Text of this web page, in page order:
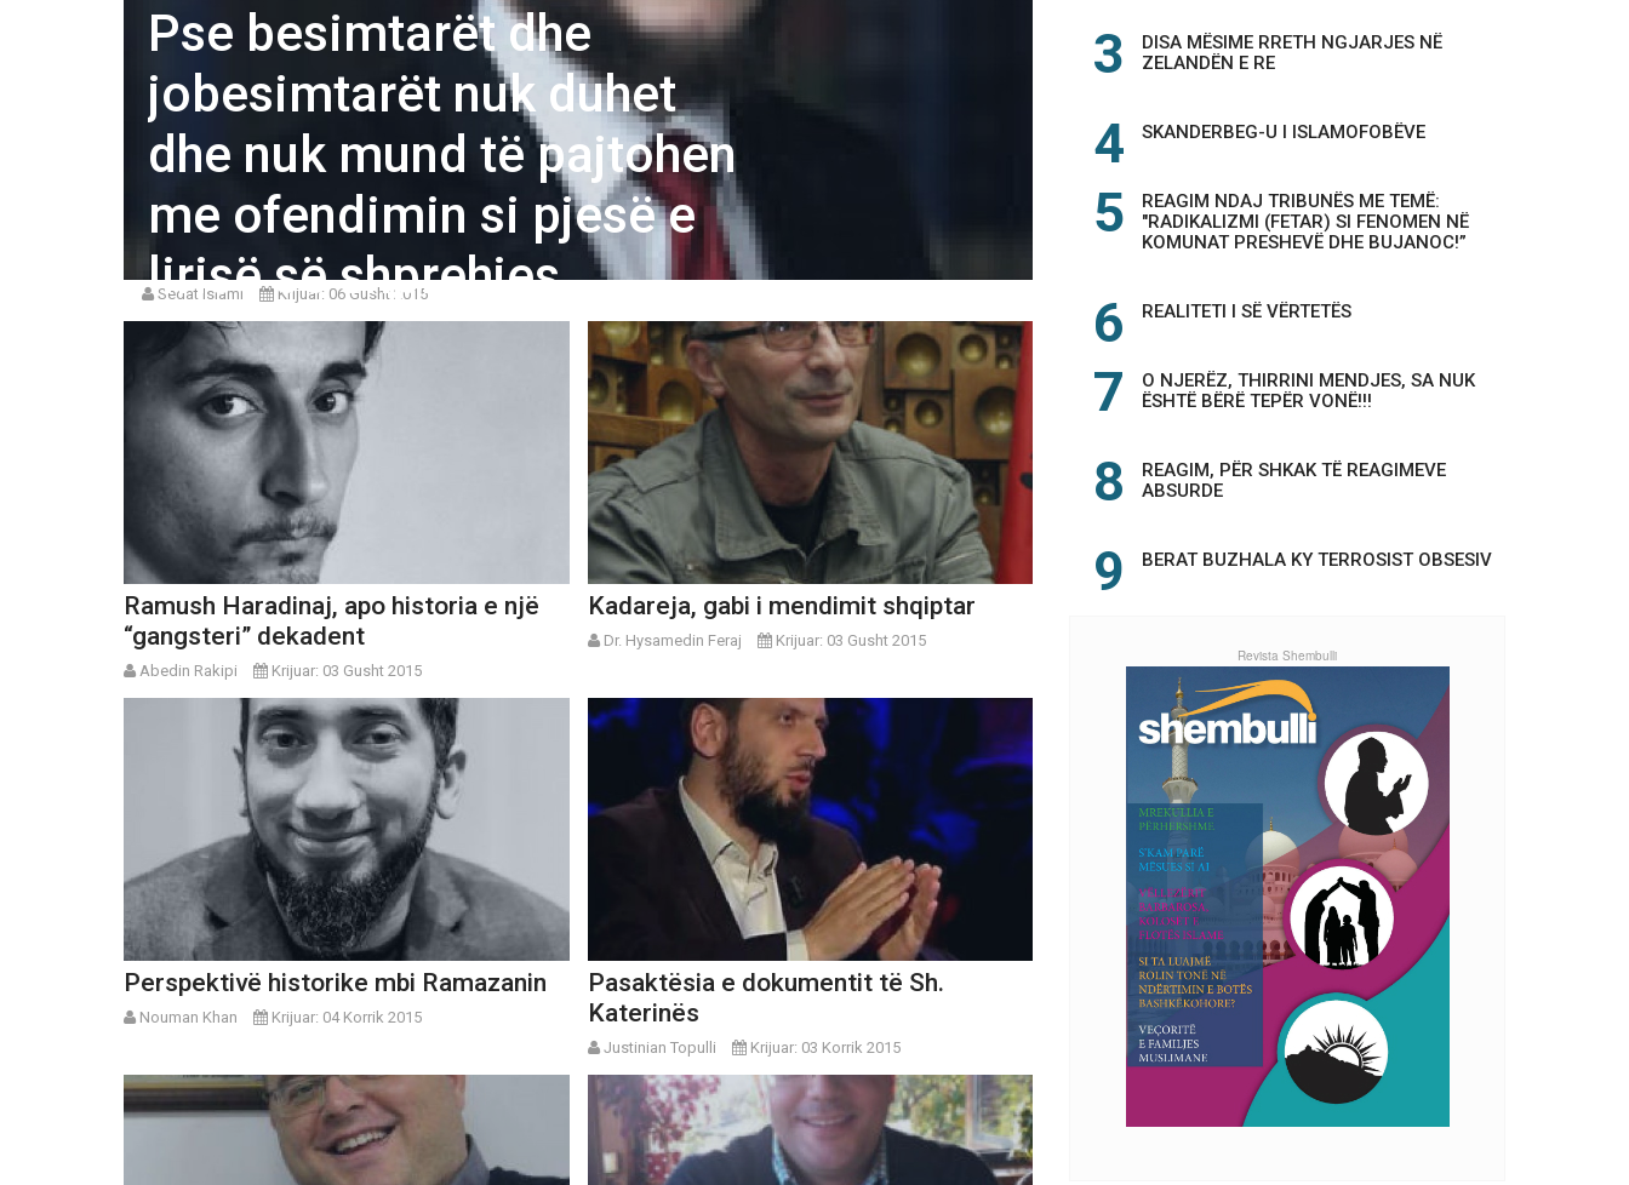
Pse besimtarët dhe
jobesimtarët nuk duhet
dhe nuk mund të pajtohen
me ofendimin si pjesë e
lirisë së shprehjes
Sedat Islami Krijuar: 06 Gusht 2015
Ramush Haradinaj, apo historia e një
“gangsteri” dekadent
Abedin Rakipi Krijuar: 03 Gusht 2015
Kadareja, gabi i mendimit shqiptar
Dr. Hysamedin Feraj Krijuar: 03 Gusht 2015
Perspektivë historike mbi Ramazanin
Nouman Khan Krijuar: 04 Korrik 2015
Pasaktësia e dokumentit të Sh.
Katerinës
Justinian Topulli Krijuar: 03 Korrik 2015
DISA MËSIME RRETH NGJARJES NË
ZELANDËN E RE
SKANDERBEG-U I ISLAMOFOBËVE
REAGIM NDAJ TRIBUNËS ME TEMË:
"RADIKALIZMI (FETAR) SI FENOMEN NË
KOMUNAT PRESHEVË DHE BUJANOC!”
REALITETI I SË VËRTETËS
O NJERËZ, THIRRINI MENDJES, SA NUK
ËSHTË BËRË TEPËR VONË!!!
REAGIM, PËR SHKAK TË REAGIMEVE
ABSURDE
BERAT BUZHALA KY TERROSIST OBSESIV
Revista Shembulli